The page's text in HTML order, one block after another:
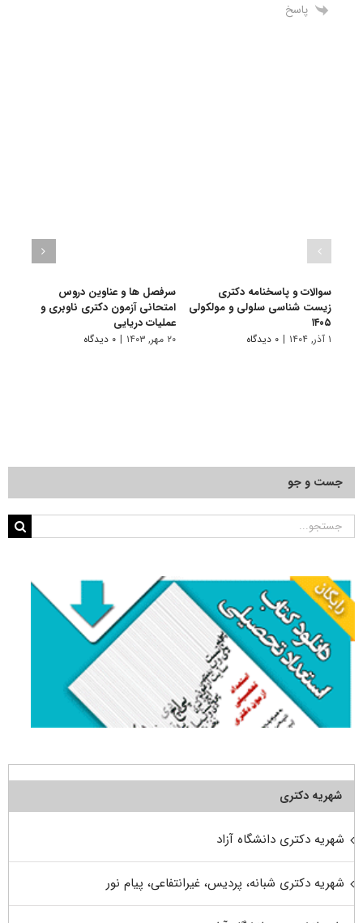
پاسخ
سوالات و پاسخنامه دکتری
زیست شناسی سلولی و مولکولی
۱۴۰۵
۱ آذر, ۱۴۰۴ | ۰ دیدگاه
سرفصل ها و عناوین دروس
امتحانی آزمون دکتری ناوبری و
عملیات دریایی
۲۰ مهر, ۱۴۰۳ | ۰ دیدگاه
جست و جو
جستجو
شهریه دکتری
شهریه دکتری دانشگاه آزاد
شهریه دکتری شبانه، پردیس، غیرانتفاعی، پیام نور